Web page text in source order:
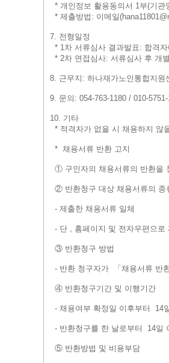
* 개인정보 활용동의서 1부(기관
* 제출방법: 이메일
7. 전형일정
* 1차 서류심사 결과발표: 합격
* 2차 면접심사: 서류심사 후 개
8. 근무지: 하나재가노인통합지
9. 문의: 054-763-1180 / 010-
10. 기타
* 적격자가 없을 시 채용하지 않
* 채용서류 반환 고지
① 구인자의 채용서류의 반환을
② 반환청구 대상 채용서류의 종
- 제출한 채용서류 일체
- 단 , 홈페이지 및 전자우편으로
③ 반환청구 방법
- 반환 청구자가 「채용서류 반
④ 반환청구기간 및 이행기간
- 채용여부 확정일 이후부터 14
- 반환청구를 한 날로부터 14일
⑤ 반환방법 및 비용부담